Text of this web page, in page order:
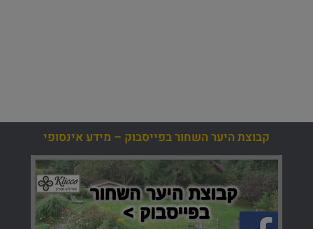
קבוצת היער השחור בפייסבוק – מידע אינסופי